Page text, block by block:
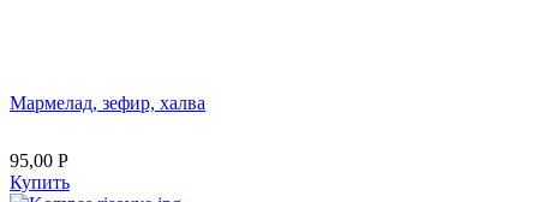
Мармелад, зефир, халва
95,00 Р
Купить